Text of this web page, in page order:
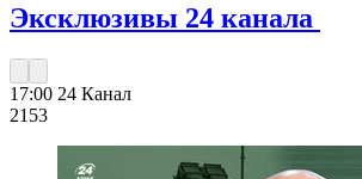
Эксклюзивы 24 канала
17:00 24 Канал
2153